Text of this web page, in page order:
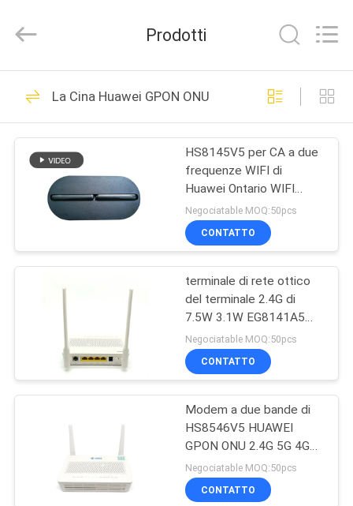
CASA
PRODOTTI
CIRCA
GIRO
DELLA
FABBRICA
CONTROLLO
DI
QUALITÀ
CONTATTICI
LIMITED.
Reserved.
GPON ONU
ONTARIO
419
Huawei GPON ONU
143
WiFi GPON ONU
Prodotti
La Cina Huawei GPON ONU
HS8145V5 per CA a due
frequenze WIFI di
Huawei Ontario WIFI
FTTH GPON ONU 4GE
1TEL
Negociatable MOQ:50pcs
CONTATTO
terminale di rete ottico
del terminale 2.4G di
7.5W 3.1W EG8141A5
HUAWEI GPON
Negociatable MOQ:50pcs
CONTATTO
Modem a due bande di
HS8546V5 HUAWEI
GPON ONU 2.4G 5G 4GE
1TEL 1USB FTTH
Negociatable MOQ:50pcs
CONTATTO